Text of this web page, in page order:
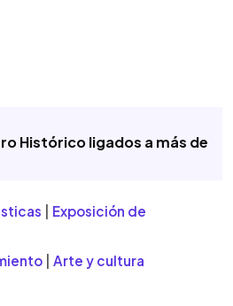
Histórico ligados a más de
Exposición de
Arte y cultura